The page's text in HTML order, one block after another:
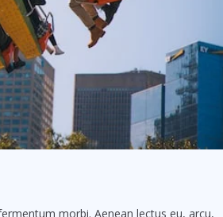
morbi. Aenean lectus eu, arcu,